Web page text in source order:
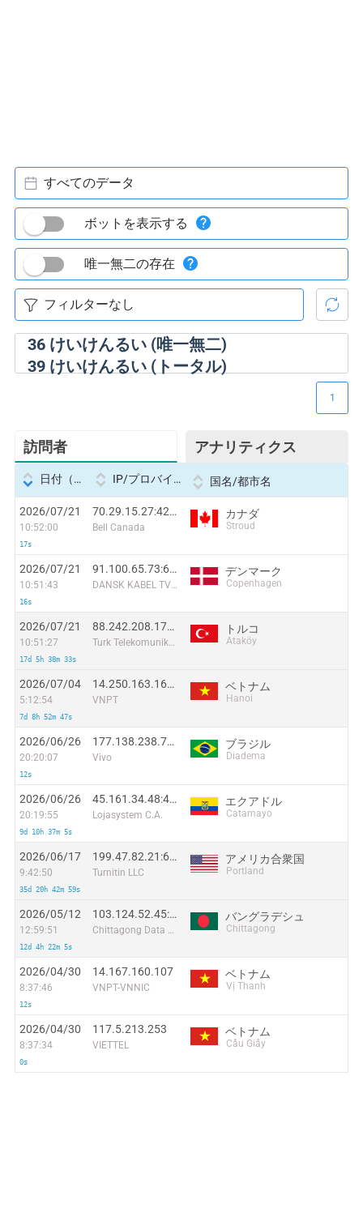
36けいけんるい (唯一無二)
39けいけんるい (トータル)
すべてのデータ
ボットを表示する
唯一無二の存在
訪問者 アナリティクス
1
日付（Datetime IP/プロバイダー 国名/都市名
2026/07/21
10:52:00
17s
70.29.15.27:42328
Bell Canada
カナダ
Stroud
2026/07/21
10:51:43
16s
91.100.65.73:60864
DANSK KABEL TV A/S
デンマーク
Copenhagen
2026/07/21
10:51:27
17d 5h 38m 33s
88.242.208.172:61140
Turk Telekomunikasyon A.S
トルコ
Ataköy
2026/07/04
5:12:54
7d 8h 52m 47s
14.250.163.167:38596
VNPT
ベトナム
Hanoi
2026/06/26
20:20:07
12s
177.138.238.77:58282
Vivo
ブラジル
Diadema
2026/06/26
20:19:55
9d 10h 37m 5s
45.161.34.48:48036
Lojasystem C.A.
エクアドル
Catamayo
2026/06/17
9:42:50
35d 20h 42m 59s
199.47.82.21:60356
Turnitin LLC
アメリカ合衆国
Portland
2026/05/12
12:59:51
12d 4h 22m 5s
103.124.52.45:58476
Chittagong Data Communication
バングラデシュ
Chittagong
2026/04/30
8:37:46
12s
14.167.160.107
VNPT-VNNIC
ベトナム
Vị Thanh
2026/04/30
8:37:34
0s
117.5.213.253
VIETTEL
ベトナム
Cầu Giấy